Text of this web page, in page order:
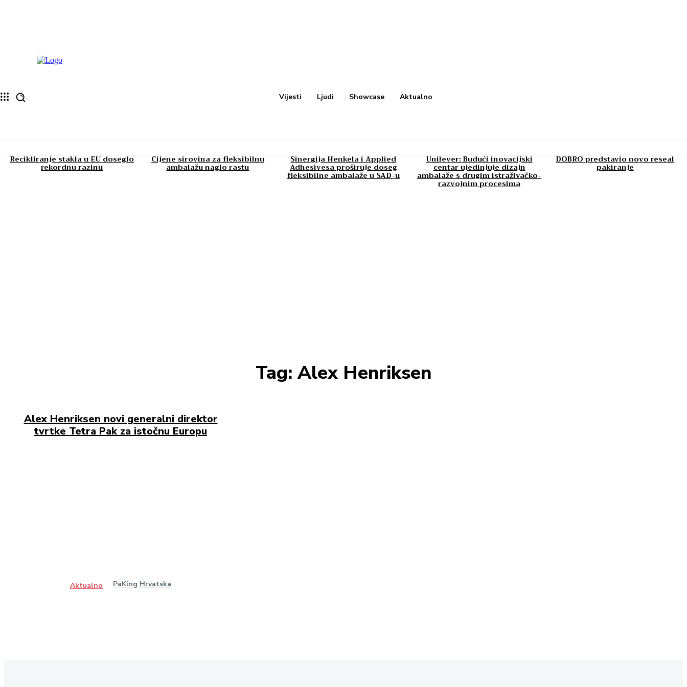
Vijesti Ljudi Showcase Aktualno
Recikliranje stakla u EU doseglo
rekordnu razinu
Cijene sirovina za fleksibilnu
ambalažu naglo rastu
Sinergija Henkela i Applied
Adhesivesa proširuje doseg
fleksibilne ambalaže u SAD-u
Unilever: Budući inovacijski
centar ujedinjuje dizajn
ambalaže s drugim istraživačko-
razvojnim procesima
DOBRO predstavio novo reseal
pakiranje
Tag:Alex Henriksen
Alex Henriksen novi generalni direktor
tvrtke Tetra Pak za istočnu Europu
Aktualno PaKing Hrvatska